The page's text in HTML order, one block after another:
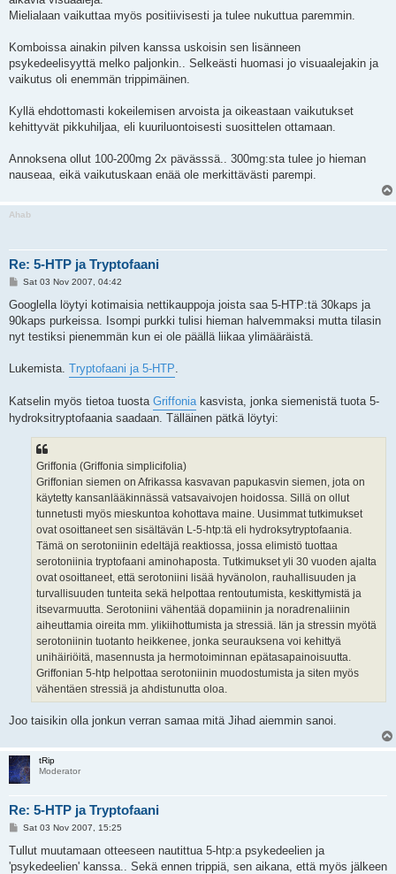
Mielialaan vaikuttaa myös positiivisesti ja tulee nukuttua paremmin.
Komboissa ainakin pilven kanssa uskoisin sen lisänneen
psykedeelisyyttä melko paljonkin.. Selkeästi huomasi jo visuaalejakin ja
vaikutus oli enemmän trippimäinen.
Kyllä ehdottomasti kokeilemisen arvoista ja oikeastaan vaikutukset
kehittyvät pikkuhiljaa, eli kuuriluontoisesti suosittelen ottamaan.
Annoksena ollut 100-200mg 2x pävässsä.. 300mg:sta tulee jo hieman
nauseaa, eikä vaikutuskaan enää ole merkittävästi parempi.
Ahab
Re: 5-HTP ja Tryptofaani
P
s
Sat 03 Nov 2007, 04:42
Googlella löytyi kotimaisia nettikauppoja joista saa 5-HTP:tä 30kaps ja
90kaps purkeissa. Isompi purkki tulisi hieman halvemmaksi mutta tilasin
nyt testiksi pienemmän kun ei ole päällä liikaa ylimääräistä.
Lukemista. Tryptofaani ja 5-HTP
Katselin myös tietoa tuosta Griffonia kasvista, jonka siemenistä tuota 5-
hydroksitryptofaania saadaan. Tälläinen pätkä löytyi:
Griffonia (Griffonia simplicifolia)
Griffonian siemen on Afrikassa kasvavan papukasvin siemen, jota on
käytetty kansanlääkinnässä vatsavaivojen hoidossa. Sillä on ollut
tunnetusti myös mieskuntoa kohottava maine. Uusimmat tutkimukset
ovat osoittaneet sen sisältävän L-5-htp:tä eli hydroksytryptofaania.
Tämä on serotoniinin edeltäjä reaktiossa, jossa elimistö tuottaa
serotoniinia tryptofaani aminohaposta. Tutkimukset yli 30 vuoden ajalta
ovat osoittaneet, että serotoniini lisää hyvänolon, rauhallisuuden ja
turvallisuuden tunteita sekä helpottaa rentoutumista, keskittymistä ja
itsevarmuutta. Serotoniini vähentää dopamiinin ja noradrenaliinin
aiheuttamia oireita mm. ylikiihottumista ja stressiä. Iän ja stressin myötä
serotoniinin tuotanto heikkenee, jonka seurauksena voi kehittyä
unihäiriöitä, masennusta ja hermotoiminnan epätasapainoisuutta.
Griffonian 5-htp helpottaa serotoniinin muodostumista ja siten myös
vähentäen stressiä ja ahdistunutta oloa.
Joo taisikin olla jonkun verran samaa mitä Jihad aiemmin sanoi.
tRip
Moderator
Re: 5-HTP ja Tryptofaani
P
s
Sat 03 Nov 2007, 15:25
Tullut muutamaan otteeseen nautittua 5-htp:a psykedeelien ja
'psykedeelien' kanssa.. Sekä ennen trippiä, sen aikana, että myös jälkeen